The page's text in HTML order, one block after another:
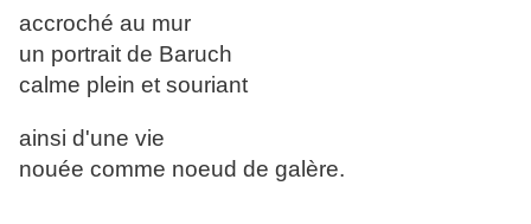
accroché au mur
un portrait de Baruch
calme plein et souriant
ainsi d'une vie
nouée comme noeud de galère.